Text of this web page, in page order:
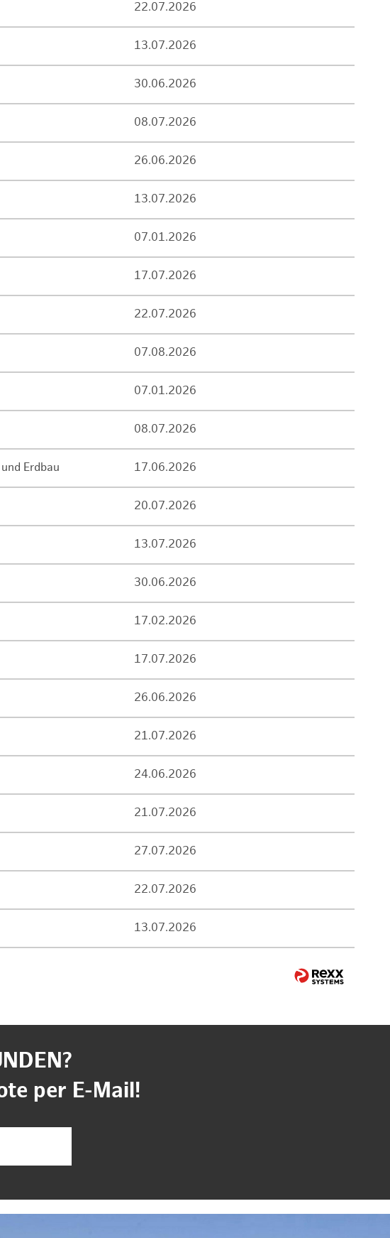
22.07.2026
13.07.2026
30.06.2026
08.07.2026
26.06.2026
13.07.2026
07.01.2026
17.07.2026
22.07.2026
07.08.2026
07.01.2026
08.07.2026
Erdbau 17.06.2026
20.07.2026
13.07.2026
30.06.2026
17.02.2026
17.07.2026
26.06.2026
21.07.2026
24.06.2026
21.07.2026
27.07.2026
22.07.2026
13.07.2026
per E-Mail!